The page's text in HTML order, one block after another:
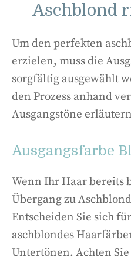
Aschblond
Um den perfekten
erzielen, muss die
sorgfältig ausgewählt
den Prozess anhand
Ausgangstöne
Ausgangsfarbe
Wenn Ihr Haar bereits
Übergang zu
Entscheiden Sie sich
aschblondes
Untertönen. Achten Sie